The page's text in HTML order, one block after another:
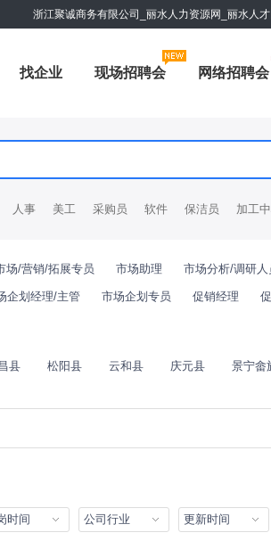
浙江聚诚商务有限公司_丽水人力资源网_丽水人才
找企业 现场招聘会 网络招聘会
人事 美工 采购员 软件 保洁员 加工
场/营销/拓展专员 市场助理 市场分析/调研人
企划经理/主管 市场企划专员 促销经理
县 松阳县 云和县 庆元县 景宁畲
时间 公司行业 更新时间